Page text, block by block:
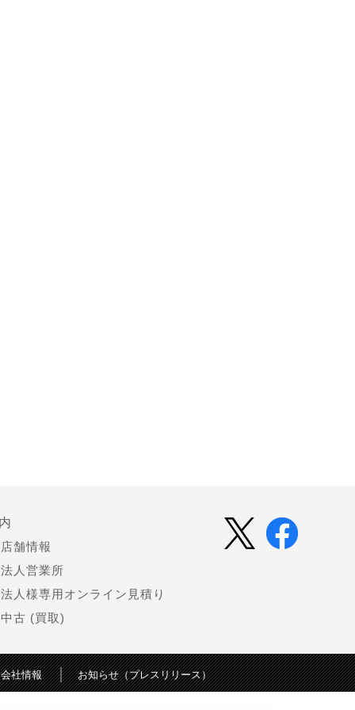
店舗情報
法人営業所
法人様専用オンライン見積り
中古 (買取)
会社情報 お知らせ（プレスリリース）